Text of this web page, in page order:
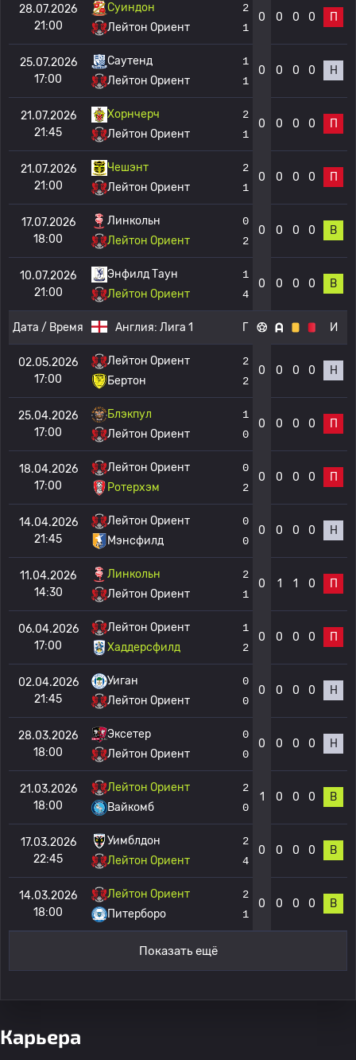
28.07.2026
21:00
Суиндон
Лейтон Ориент
2
1
0 0 0 0 П
25.07.2026
17:00
Саутенд
Лейтон Ориент
1
1
0 0 0 0 Н
21.07.2026
21:45
Хорнчерч
Лейтон Ориент
2
1
0 0 0 0 П
21.07.2026
21:00
Чешэнт
Лейтон Ориент
2
1
0 0 0 0 П
17.07.2026
18:00
Линкольн
Лейтон Ориент
0
2
0 0 0 0 В
10.07.2026
21:00
Энфилд Таун
Лейтон Ориент
1
4
0 0 0 0 В
Дата / Время Англия: Лига 1 Г И
02.05.2026
17:00
Лейтон Ориент
Бертон
2
2
0 0 0 0 Н
25.04.2026
17:00
Блэкпул
Лейтон Ориент
1
0
0 0 0 0 П
18.04.2026
17:00
Лейтон Ориент
Ротерхэм
0
2
0 0 0 0 П
14.04.2026
21:45
Лейтон Ориент
Мэнсфилд
0
0
0 0 0 0 Н
11.04.2026
14:30
Линкольн
Лейтон Ориент
2
1
0 1 1 0 П
06.04.2026
17:00
Лейтон Ориент
Хаддерсфилд
1
2
0 0 0 0 П
02.04.2026
21:45
Уиган
Лейтон Ориент
0
0
0 0 0 0 Н
28.03.2026
18:00
Эксетер
Лейтон Ориент
0
0
0 0 0 0 Н
21.03.2026
18:00
Лейтон Ориент
Вайкомб
2
0
1 0 0 0 В
17.03.2026
22:45
Уимблдон
Лейтон Ориент
2
4
0 0 0 0 В
14.03.2026
18:00
Лейтон Ориент
Питерборо
2
1
0 0 0 0 В
Показать ещё
Карьера